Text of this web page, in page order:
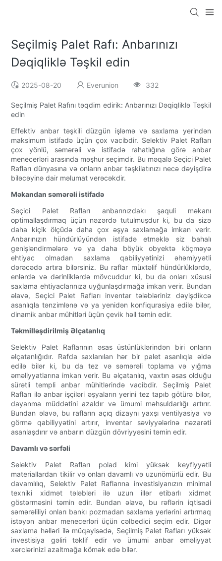
Seçilmiş Palet Rafı: Anbarınızı
Dəqiqliklə Təşkil edin
2025-08-20 Everunion 332
Seçilmiş Palet Rafını təqdim edirik: Anbarınızı Dəqiqliklə Təşkil
edin
Effektiv anbar təşkili düzgün işləmə və saxlama yerindən
maksimum istifadə üçün çox vacibdir. Selektiv Palet Rafları
çox yönlü, səmərəli və istifadə rahatlığına görə anbar
menecerləri arasında məşhur seçimdir. Bu məqalə Seçici Palet
Rafları dünyasına və onların anbar təşkilatınızı necə dəyişdirə
biləcəyinə dair məlumat verəcəkdir.
Məkandan səmərəli istifadə
Seçici Palet Rafları anbarınızdakı şaquli məkanı
optimallaşdırmaq üçün nəzərdə tutulmuşdur ki, bu da sizə
daha kiçik ölçüdə daha çox əşya saxlamağa imkan verir.
Anbarınızın hündürlüyündən istifadə etməklə siz bahalı
genişləndirmələrə və ya daha böyük obyektə köçməyə
ehtiyac olmadan saxlama qabiliyyətinizi əhəmiyyətli
dərəcədə artıra bilərsiniz. Bu raflar müxtəlif hündürlüklərdə,
enlərdə və dərinliklərdə mövcuddur ki, bu da onları xüsusi
saxlama ehtiyaclarınıza uyğunlaşdırmağa imkan verir. Bundan
əlavə, Seçici Palet Rafları inventar tələbləriniz dəyişdikcə
asanlıqla tənzimlənə və ya yenidən konfiqurasiya edilə bilər,
dinamik anbar mühitləri üçün çevik həll təmin edir.
Təkmilləşdirilmiş Əlçatanlıq
Selektiv Palet Raflarının əsas üstünlüklərindən biri onların
əlçatanlığıdır. Rafda saxlanılan hər bir palet asanlıqla əldə
edilə bilər ki, bu da tez və səmərəli toplama və yığma
əməliyyatlarına imkan verir. Bu əlçatanlıq, vaxtın əsas olduğu
sürətli templi anbar mühitlərində vacibdir. Seçilmiş Palet
Rafları ilə anbar işçiləri əşyaların yerini tez tapıb götürə bilər,
dayanma müddətini azaldır və ümumi məhsuldarlığı artırır.
Bundan əlavə, bu rafların açıq dizaynı yaxşı ventilyasiya və
görmə qabiliyyətini artırır, inventar səviyyələrinə nəzarəti
asanlaşdırır və anbarın düzgün dövriyyəsini təmin edir.
Davamlı və sərfəli
Selektiv Palet Rafları polad kimi yüksək keyfiyyətli
materiallardan tikilir və onları davamlı və uzunömürlü edir. Bu
davamlılıq, Selektiv Palet Raflarına investisiyanızın minimal
texniki xidmət tələbləri ilə uzun illər etibarlı xidmət
göstərməsini təmin edir. Bundan əlavə, bu rəflərin iqtisadi
səmərəliliyi onları bankı pozmadan saxlama yerlərini artırmaq
istəyən anbar menecerləri üçün cəlbedici seçim edir. Digər
saxlama həlləri ilə müqayisədə, Seçilmiş Palet Rafları yüksək
investisiya gəliri təklif edir və ümumi anbar əməliyyat
xərclərinizi azaltmağa kömək edə bilər.